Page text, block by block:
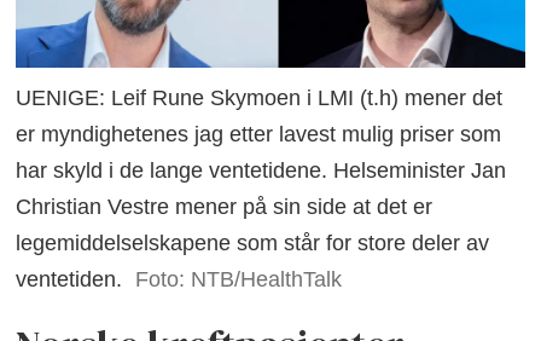
UENIGE: Leif Rune Skymoen i LMI (t.h) mener det
er myndighetenes jag etter lavest mulig priser som
har skyld i de lange ventetidene. Helseminister Jan
Christian Vestre mener på sin side at det er
legemiddelselskapene som står for store deler av
ventetiden.
Foto: NTB/HealthTalk